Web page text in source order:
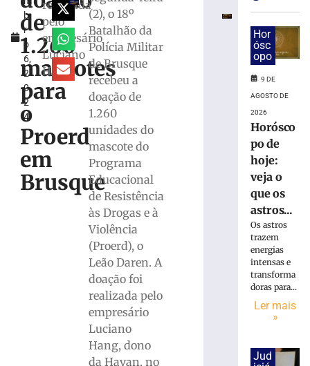
b
r
o
6,
2
0
2
4
de
1.260
mascotes
para
o
Proerd
em
Brusque
realizada
pelo
empresário
Luciano
Hang
(2), o 18º
Batalhão da
Polícia Militar
de Brusque
recebeu a
doação de
1.260
unidades do
mascote do
Programa
Educacional
de Resistência
às Drogas e à
Violência
(Proerd), o
Leão Daren. A
doação foi
realizada pelo
empresário
Luciano
Hang, dono
da Havan, no
exige
transferências
bancárias
carro
apresentar
problemas
Homem
tropeça
Hor
ósc
opo
9 DE
AGOSTO DE
2026
Horósco
po de
hoje:
veja o
que os
astros...
Os astros
trazem
energias
intensas e
transforma
doras para...
Ler mais
»
Jud